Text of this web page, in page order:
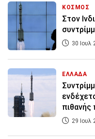
ΚΟΣΜΟΣ
Στον
30 Ιουλ
ΕΛΛΑΔΑ
29 Ιουλ